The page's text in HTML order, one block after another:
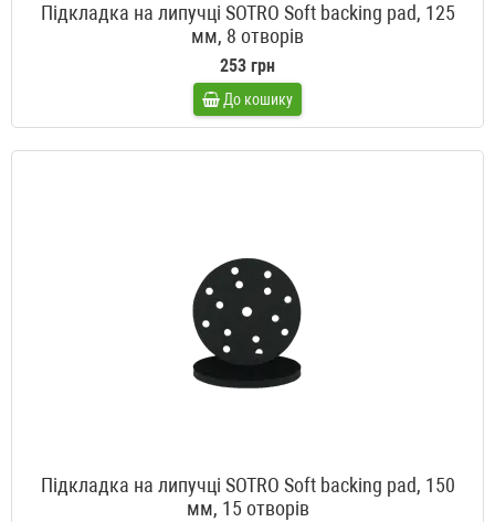
Підкладка на липучці SOTRO Soft backing pad, 125
мм, 8 отворів
253 грн
До кошику
Підкладка на липучці SOTRO Soft backing pad, 150
мм, 15 отворів